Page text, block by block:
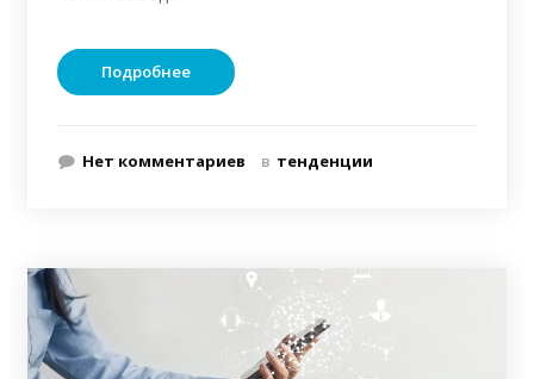
Подробнее
Нет комментариев в тенденции